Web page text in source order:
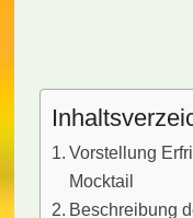
Vorstellung
Mocktail
Beschreibung